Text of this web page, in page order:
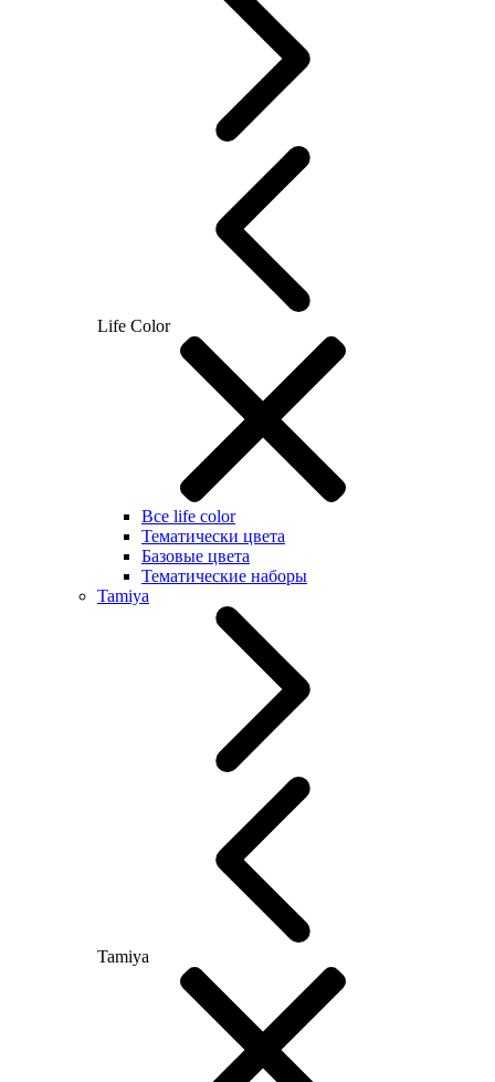
Life Color
Все life color
Тематически цвета
Базовые цвета
Тематические наборы
Tamiya
Tamiya